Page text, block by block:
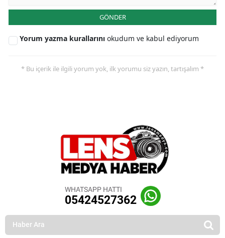
GÖNDER
Yorum yazma kurallarını okudum ve kabul ediyorum
* Bu içerik ile ilgili yorum yok, ilk yorumu siz yazın, tartışalım *
WHATSAPP HATTI
05424527362